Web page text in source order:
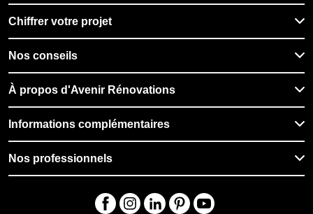
Chiffrer votre projet
Nos conseils
À propos d'Avenir Rénovations
Informations complémentaires
Nos professionnels